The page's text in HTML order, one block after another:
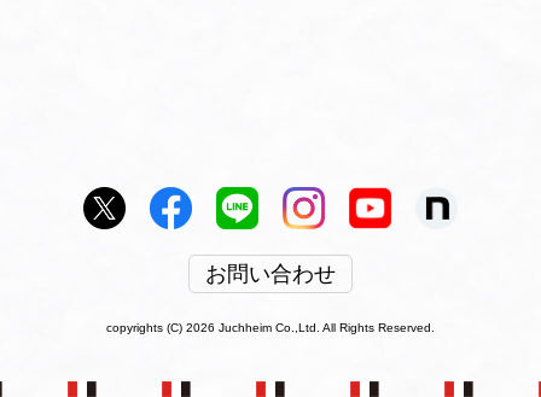
お問い合わせ
copyrights (C) 2026 Juchheim Co.,Ltd. All Rights Reserved.